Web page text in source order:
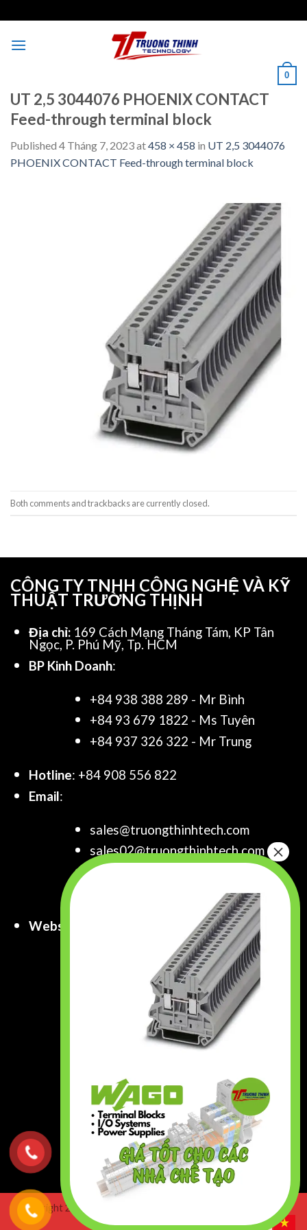
to
content
0
UT 2,5 3044076 PHOENIX CONTACT
Feed-through terminal block
Published 4 Tháng 7, 2023at458 × 458 in UT 2,5 3044076
PHOENIX CONTACT Feed-through terminal block
Both comments and trackbacks are currently closed.
CÔNG TY TNHH CÔNG NGHỆ VÀ KỸ
THUẬT TRƯỜNG THỊNH
Địa chỉ: 169 Cách Mạng Tháng Tám, KP Tân
Ngọc, P. Phú Mỹ, Tp. HCM
BP Kinh Doanh:
+84 938 388 289 - Mr Bình
+84 93 679 1822 - Ms Tuyên
+84 937 326 322 - Mr Trung
Hotline: +84 908 556 822
Email:
sales@truongthinhtech.com
sales02@truongthinhtech.com
sales03@truongthinhtech.com
info@truongthinhtech.com
Website
www.truongthinhtech.com
www.components.com.vn
Copyright 2026 ©
Truong Thinh Technology & Engineering
Co.,Ltd. All right Reserved.